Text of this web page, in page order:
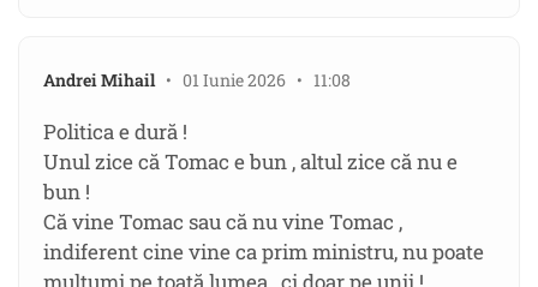
Andrei Mihail • 01 Iunie 2026 • 11:08
Politica e dură !
Unul zice că Tomac e bun , altul zice că nu e
bun !
Că vine Tomac sau că nu vine Tomac ,
indiferent cine vine ca prim ministru, nu poate